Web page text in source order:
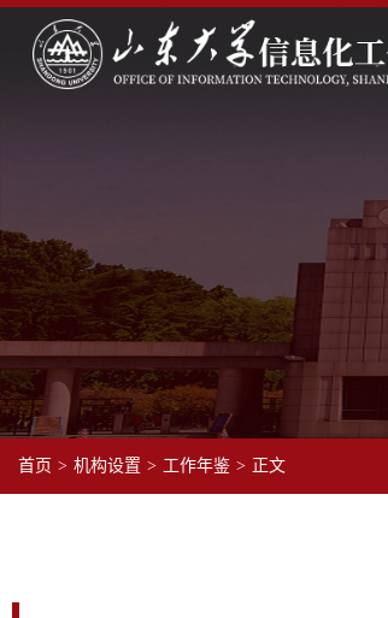
首页 > 机构设置 > 工作年鉴 > 正文